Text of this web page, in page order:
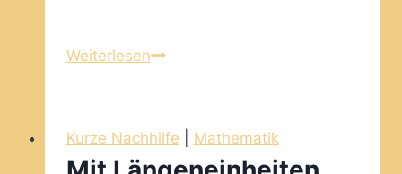
WeiterlesenMit
ein
Kurze Nachhilfe Mathematik